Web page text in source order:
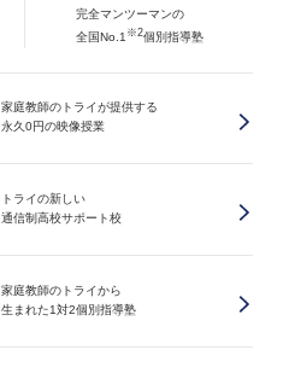
完全マンツーマンの
全国No.1 ※2個別指導塾
家庭教師のトライが提供する
永久0円の映像授業
トライの新しい
通信制高校サポート校
家庭教師のトライから
生まれた1対2個別指導塾